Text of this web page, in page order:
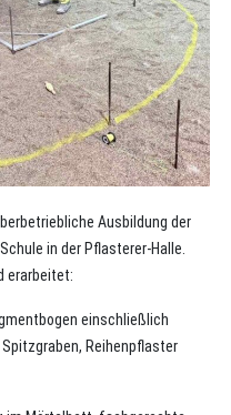
Ausbildung der
in der Pflasterer-Halle.
erarbeitet:
einschließlich
Reihenpflaster